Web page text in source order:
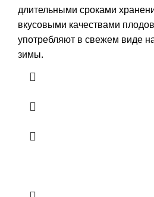
длительными сроками
вкусовыми качествами
употребляют в свежем виде
зимы.